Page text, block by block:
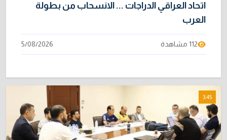
اتحاد العراقي الدراجات ... الانسحاب من بطولة
العرب
112 مشاهدة 5/08/2026
3:45